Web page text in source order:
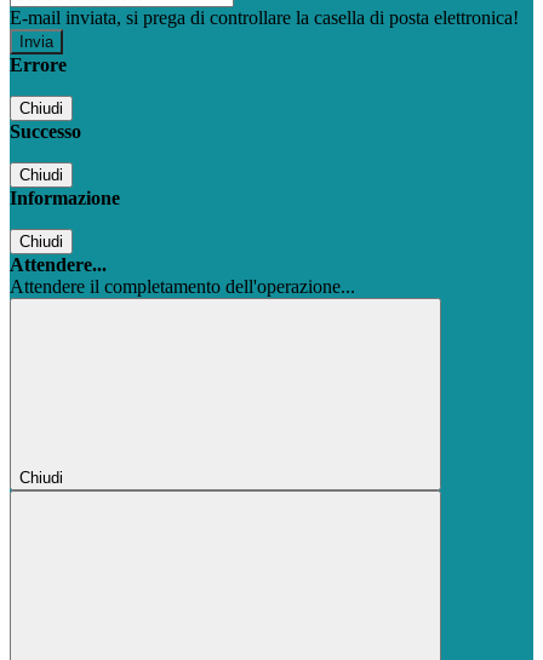
E-mail inviata, si prega di controllare la casella di posta elettronica!
Errore
Chiudi
Successo
Chiudi
Informazione
Chiudi
Attendere...
Attendere il completamento dell'operazione...
Chiudi